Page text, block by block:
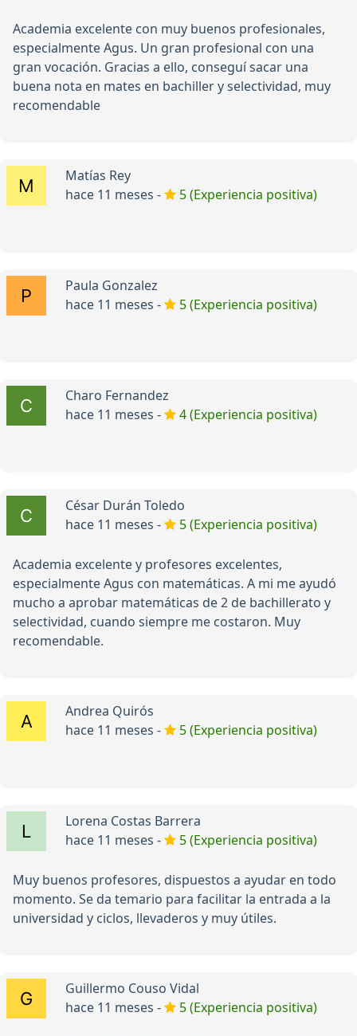
Academia excelente con muy buenos profesionales,
especialmente Agus. Un gran profesional con una
gran vocación. Gracias a ello, conseguí sacar una
buena nota en mates en bachiller y selectividad, muy
recomendable
Matías Rey
hace 11 meses -
5 (Experiencia positiva)
Paula Gonzalez
hace 11 meses -
5 (Experiencia positiva)
Charo Fernandez
hace 11 meses -
4 (Experiencia positiva)
César Durán Toledo
hace 11 meses -
5 (Experiencia positiva)
Academia excelente y profesores excelentes,
especialmente Agus con matemáticas. A mi me ayudó
mucho a aprobar matemáticas de 2 de bachillerato y
selectividad, cuando siempre me costaron. Muy
recomendable.
Andrea Quirós
hace 11 meses -
5 (Experiencia positiva)
Lorena Costas Barrera
hace 11 meses -
5 (Experiencia positiva)
Muy buenos profesores, dispuestos a ayudar en todo
momento. Se da temario para facilitar la entrada a la
universidad y ciclos, llevaderos y muy útiles.
Guillermo Couso Vidal
hace 11 meses -
5 (Experiencia positiva)